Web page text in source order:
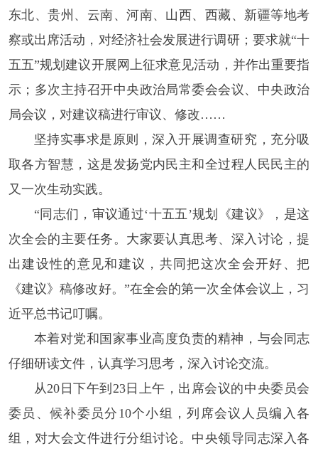
东北、贵州、云南、河南、山西、西藏、新疆等地考
察或出席活动，对经济社会发展进行调研；要求就“十
五五”规划建议开展网上征求意见活动，并作出重要指
示；多次主持召开中央政治局常委会会议、中央政治
局会议，对建议稿进行审议、修改……
坚持实事求是原则，深入开展调查研究，充分吸
取各方智慧，这是发扬党内民主和全过程人民民主的
又一次生动实践。
“同志们，审议通过‘十五五’规划《建议》，是这
次全会的主要任务。大家要认真思考、深入讨论，提
出建设性的意见和建议，共同把这次全会开好、把
《建议》稿修改好。”在全会的第一次全体会议上，习
近平总书记叮嘱。
本着对党和国家事业高度负责的精神，与会同志
仔细研读文件，认真学习思考，深入讨论交流。
从20日下午到23日上午，出席会议的中央委员会
委员、候补委员分10个小组，列席会议人员编入各
组，对大会文件进行分组讨论。中央领导同志深入各